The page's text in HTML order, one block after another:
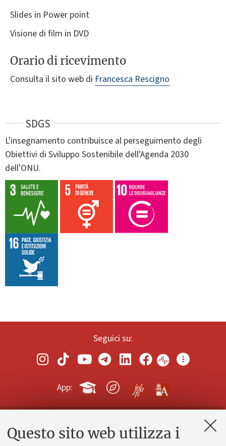
Questo sito web utilizza i
Slides in Power point
Visione di film in DVD
Orario di ricevimento
Consulta il sito web di Francesca Rescigno
SDGS
L'insegnamento contribuisce al perseguimento degli
Obiettivi di Sviluppo Sostenibile dell'Agenda 2030
dell'ONU.
Seguici su:
App:
Contatti e PEC